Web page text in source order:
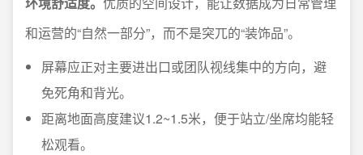
和运营的“自然一部分”，而不是突兀的“装饰品”。
屏幕应正对主要进出口或团队视线集中的方向，避
免死角和背光。
距离地面高度建议1.2~1.5米，便于站立/坐席均能轻
松观看。